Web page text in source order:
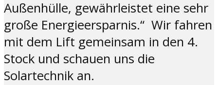
Außenhülle, gewährleistet eine sehr
große Energieersparnis.“ Wir fahren
mit dem Lift gemeinsam in den 4.
Stock und schauen uns die
Solartechnik an.